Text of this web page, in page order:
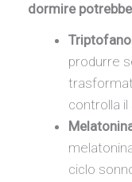
dormire
produrre
controlla il
ciclo